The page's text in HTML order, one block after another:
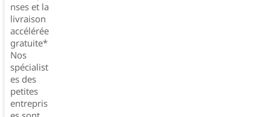
nses et la
livraison
accélérée
gratuite*
Nos
spécialist
es des
petites
entrepris